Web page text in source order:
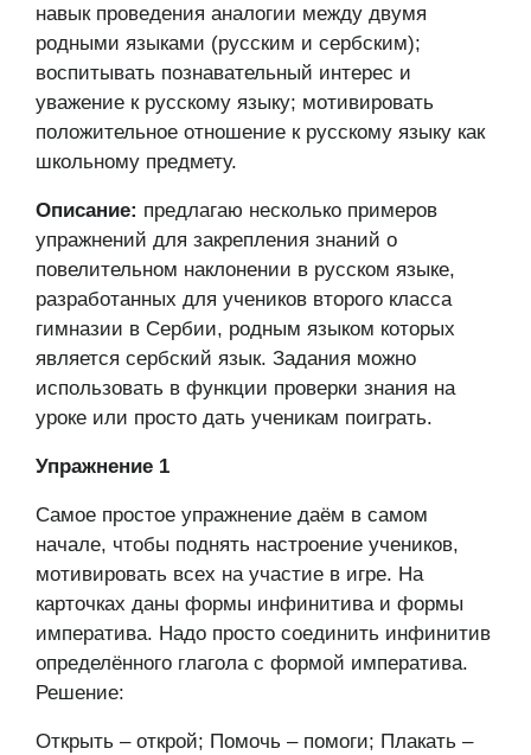
навык проведения аналогии между двумя
родными языками (русским и сербским);
воспитывать познавательный интерес и
уважение к русскому языку; мотивировать
положительное отношение к русскому языку как
школьному предмету.
Описание: предлагаю несколько примеров
упражнений для закрепления знаний о
повелительном наклонении в русском языке,
разработанных для учеников второго класса
гимназии в Сербии, родным языком которых
является сербский язык. Задания можно
использовать в функции проверки знания на
уроке или просто дать ученикам поиграть.
Упражнение 1
Самое простое упражнение даём в самом
начале, чтобы поднять настроение учеников,
мотивировать всех на участие в игре. На
карточках даны формы инфинитива и формы
императива. Надо просто соединить инфинитив
определённого глагола с формой императива.
Решение:
Открыть – открой; Помочь – помоги; Плакать –